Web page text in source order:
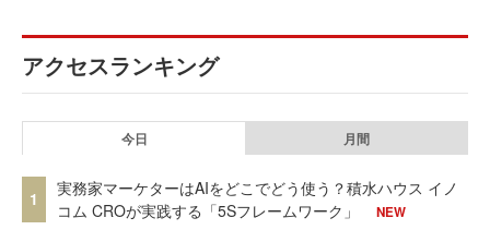
アクセスランキング
今日 月間
1
実務家マーケターはAIをどこでどう使う？積水ハウス イノ
コム CROが実践する「5Sフレームワーク」
NEW